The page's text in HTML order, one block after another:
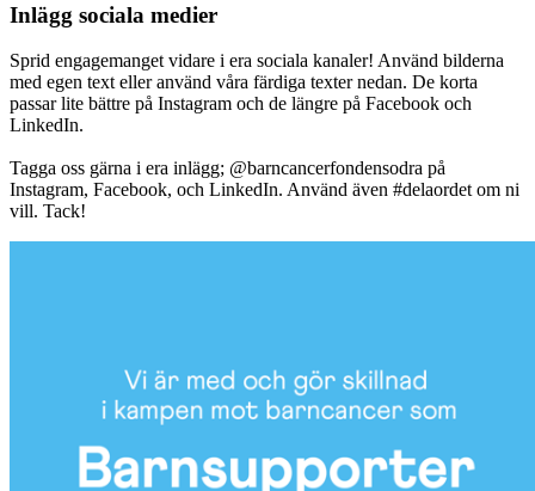
Inlägg sociala medier
Sprid engagemanget vidare i era sociala kanaler! Använd bilderna
med egen text eller använd våra färdiga texter nedan. De korta
passar lite bättre på Instagram och de längre på Facebook och
LinkedIn.
Tagga oss gärna i era inlägg; @barncancerfondensodra på
Instagram, Facebook, och LinkedIn. Använd även #delaordet om ni
vill. Tack!